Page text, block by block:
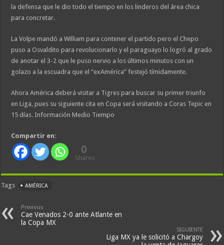
la defensa que le dio todo el tiempo en los linderos del área chica
para concretar.
La Volpe mandó a William para contener el partido pero el Chepo
puso a Osvaldito para revolucionarlo y el paraguayo lo logró al grado
de anotar el 3-2 que le puso nervio a los últimos minutos con un
golazo a la escuadra que el “exAmérica” festejó tímidamente.
Ahora América deberá visitar a Tigres para buscar su primer triunfo
en Liga, pues su siguiente cita en Copa será visitando a Coras Tepic en
15 días. Información Medio Tiempo
Compartir en:
0
Shares
Tags AMÉRICA
Previous
Cae Venados 2-0 ante Atlante en
la Copa MX
SIGUIENTE
Liga MX ya le solicitó a Chargoy